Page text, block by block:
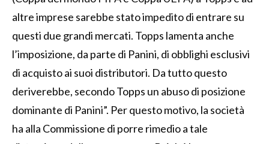
altre imprese sarebbe stato impedito di entrare su
questi due grandi mercati. Topps lamenta anche
l’imposizione, da parte di Panini, di obblighi esclusivi
di acquisto ai suoi distributori. Da tutto questo
deriverebbe, secondo Topps un abuso di posizione
dominante di Panini”. Per questo motivo, la società
ha alla Commissione di porre rimedio a tale